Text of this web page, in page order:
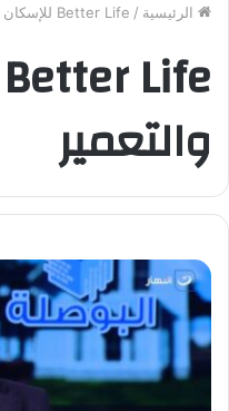
الرئيسية / Better Life للإسكان والتعمير
والتعمير